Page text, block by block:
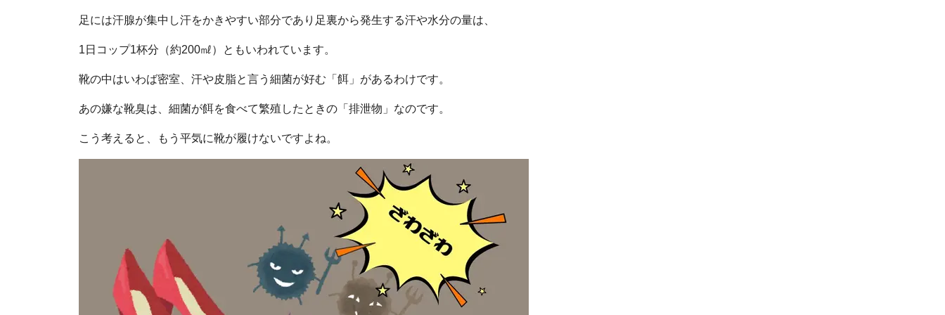
足には汗腺が集中し汗をかきやすい部分であり足裏から発生する汗や水分の量は、
1日コップ1杯分（約200㎖）ともいわれています。
靴の中はいわば密室、汗や皮脂と言う細菌が好む「餌」があるわけです。
あの嫌な靴臭は、細菌が餌を食べて繁殖したときの「排泄物」なのです。
こう考えると、もう平気に靴が履けないですよね。